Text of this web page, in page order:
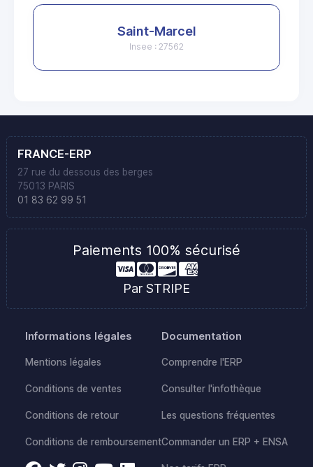
Saint-Marcel
Insee : 27562
FRANCE-ERP
27 rue du dessous des berges
75013 PARIS
01 83 62 99 51
Paiements 100% sécurisé
Par STRIPE
Informations légales
Mentions légales
Conditions de ventes
Conditions de retour
Conditions de remboursement
Documentation
Comprendre l'ERP
Consulter l'infothèque
Les questions fréquentes
Commander un ERP + ENSA